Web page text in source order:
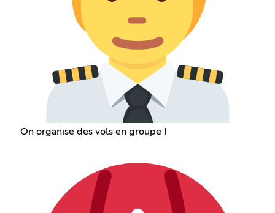
On organise des vols en groupe !